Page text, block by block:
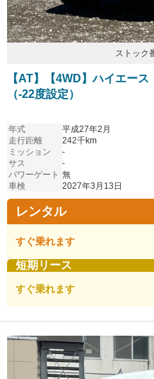
ストック
【AT】【4WD】ハイエー
（-22度設定）
年式
平成27年2月
走行距離
242千km
ミッション
-
サス
-
パワーゲート 無
車検
2027年3月13日
レンタル
すぐ乗れます
短期リース
すぐ乗れます